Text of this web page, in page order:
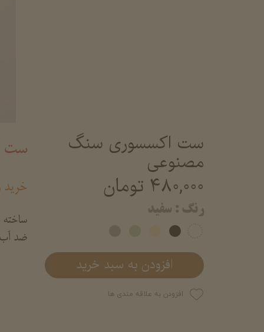
ست اکسسوری سنگ
مصنوعی
۴۸۰,۰۰۰ تومان
رنگ : سفید
افزودن به سبد خرید
افزودن به علاقه مندی ها
ست
ساخته
ضد آب